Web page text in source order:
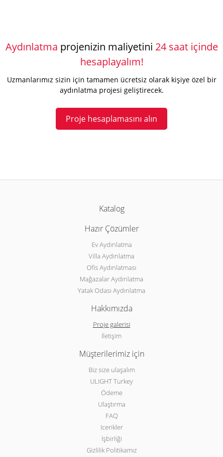
Aydınlatma projenizin maliyetini 24 saat içinde
hesaplayalım!
Uzmanlarımız sizin için tamamen ücretsiz olarak kişiye özel bir
aydınlatma projesi geliştirecek.
Proje hesaplamasını alın
Katalog
Hazır Çözümler
Ev Aydınlatma
Villa Aydınlatma
Ofis Aydınlatması
Mağazalar Aydınlatma
Yatak Odası Aydınlatma
Hakkımızda
Proje galerisi
İletişim
Müşterilerimiz için
Biz size ulaşalım
ULIGHT Turkey
Ödeme
Ulaştırma
FAQ
Icerikler
İşbirliği
Gizlilik Politikamız